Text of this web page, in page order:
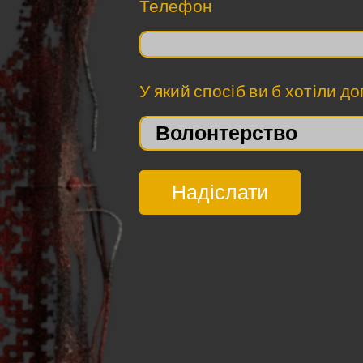
Телефон
Т
е
л
е
ф
н
У який спосіб ви б хотіли
Надіслати